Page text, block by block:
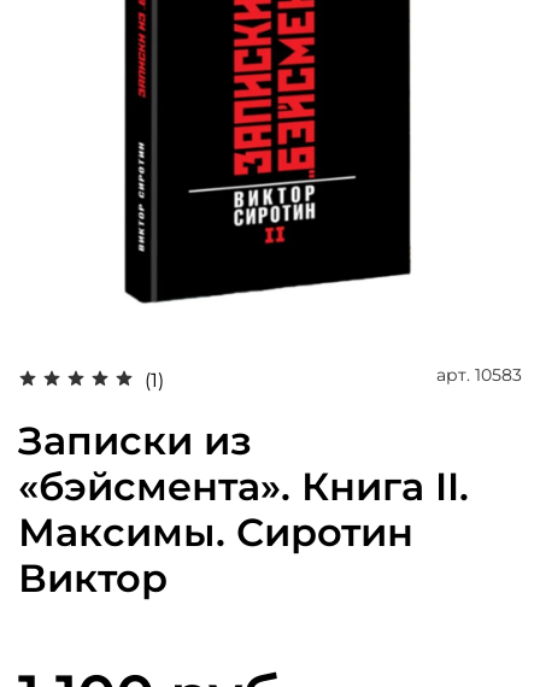
(1) арт. 10583
Записки из
«бэйсмента». Книга II.
Максимы. Сиротин
Виктор